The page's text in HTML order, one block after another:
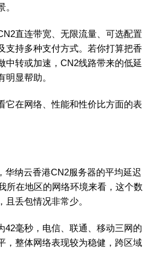
直连带宽、无限流量、可选配置
支持多种支付方式。若你打算把香
中转或加速，CN2线路带来的低延
显帮助。
它在网络、性能和性价比方面的表
华纳云香港CN2服务器的平均延迟
所在地区的网络环境来看，这个数
丢包情况非常少。
42毫秒，电信、联通、移动三网的
，整体网络表现较为稳健，跨区域